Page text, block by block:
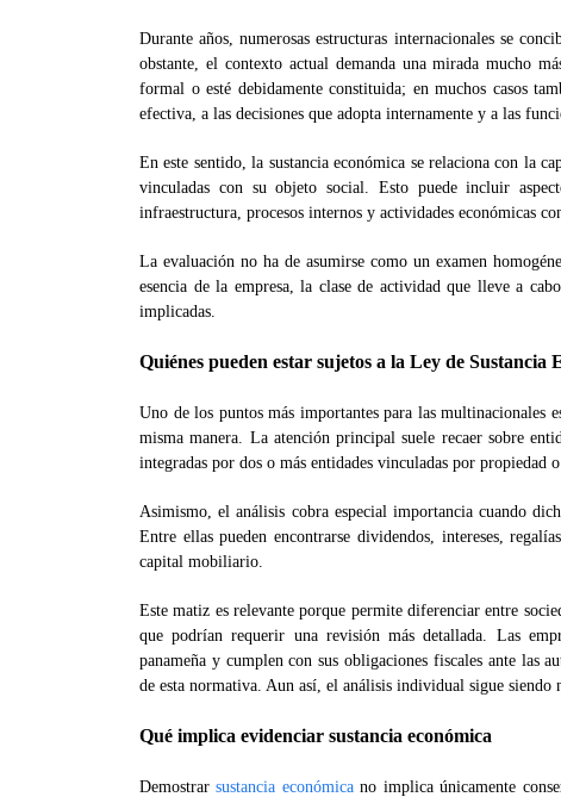
Durante años, numerosas estructuras internacionales se
obstante, el contexto actual demanda una mirada mucho
formal o esté debidamente constituida; en muchos casos
efectiva, a las decisiones que adopta internamente y a las
En este sentido, la sustancia económica se relaciona con la
vinculadas con su objeto social. Esto puede incluir
infraestructura, procesos internos y actividades económicas
La evaluación no ha de asumirse como un examen
esencia de la empresa, la clase de actividad que lleve a
implicadas.
Quiénes pueden estar sujetos a la Ley de Sustancia
Uno de los puntos más importantes para las multinacionales
misma manera. La atención principal suele recaer sobre
integradas por dos o más entidades vinculadas por
Asimismo, el análisis cobra especial importancia cuando
Entre ellas pueden encontrarse dividendos, intereses,
capital mobiliario.
Este matiz es relevante porque permite diferenciar entre
que podrían requerir una revisión más detallada. Las
panameña y cumplen con sus obligaciones fiscales ante las
de esta normativa. Aun así, el análisis individual sigue siendo
Qué implica evidenciar sustancia económica
Demostrarsustancia económicano implica únicamente